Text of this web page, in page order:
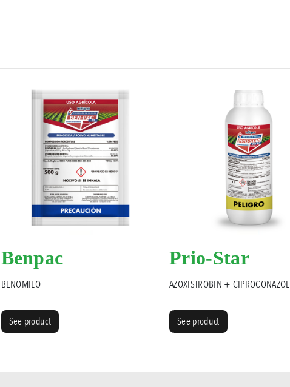
Benpac
BENOMILO
See product
Prio-Star
AZOXISTROBIN + CIPROCONAZOL
See product